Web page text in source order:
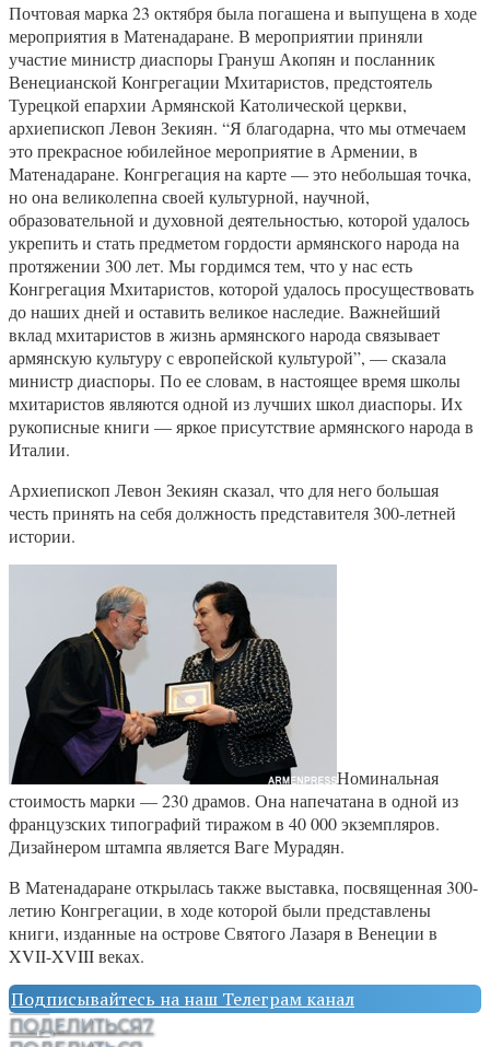
Почтовая марка 23 октября была погашена и выпущена в ходе
мероприятия в Матенадаране. В мероприятии приняли
участие министр диаспоры Грануш Акопян и посланник
Венецианской Конгрегации Мхитаристов, предстоятель
Турецкой епархии Армянской Католической церкви,
архиепископ Левон Зекиян. “Я благодарна, что мы отмечаем
это прекрасное юбилейное мероприятие в Армении, в
Матенадаране. Конгрегация на карте — это небольшая точка,
но она великолепна своей культурной, научной,
образовательной и духовной деятельностью, которой удалось
укрепить и стать предметом гордости армянского народа на
протяжении 300 лет. Мы гордимся тем, что у нас есть
Конгрегация Мхитаристов, которой удалось просуществовать
до наших дней и оставить великое наследие. Важнейший
вклад мхитаристов в жизнь армянского народа связывает
армянскую культуру с европейской культурой”, — сказала
министр диаспоры. По ее словам, в настоящее время школы
мхитаристов являются одной из лучших школ диаспоры. Их
рукописные книги — яркое присутствие армянского народа в
Италии.
Архиепископ Левон Зекиян сказал, что для него большая
честь принять на себя должность представителя 300-летней
истории.
Номинальная
стоимость марки — 230 драмов. Она напечатана в одной из
французских типографий тиражом в 40 000 экземпляров.
Дизайнером штампа является Ваге Мурадян.
В Матенадаране открылась также выставка, посвященная 300-
летию Конгрегации, в ходе которой были представлены
книги, изданные на острове Святого Лазаря в Венеции в
XVII-XVIII веках.
Подписывайтесь на наш Телеграм канал
ПОДЕЛИТЬСЯ7